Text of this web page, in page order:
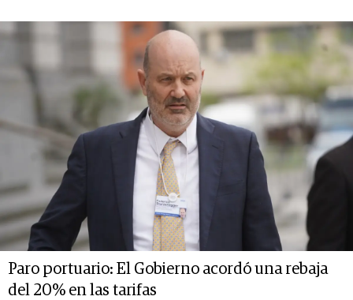
Paro portuario: El Gobierno acordó una rebaja
del 20% en las tarifas